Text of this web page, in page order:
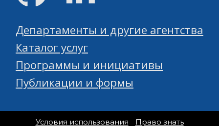
Департаменты и другие агентства
Каталог услуг
Программы и инициативы
Публикации и формы
Условия использования Право знать